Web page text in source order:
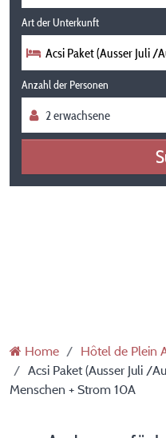
Art der Unterkunft
Acsi Paket (Ausser Juli /
Anzahl der Personen
Home
Hôtel de Plein
Acsi Paket (Ausser Juli /
Menschen + Strom 10A